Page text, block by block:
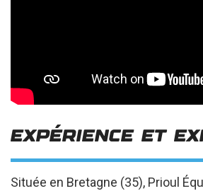
EXPÉRIENCE ET
Située en Bretagne (35), Prioul